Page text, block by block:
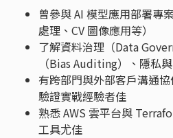
曾參與 AI 模型應用部署專
處理、CV 圖像應用等）
了解資料治理（Data
（Bias Auditing）、隱私
有跨部門與外部客戶溝通
驗證實戰經驗者佳
熟悉 AWS 雲平台與
工具尤佳